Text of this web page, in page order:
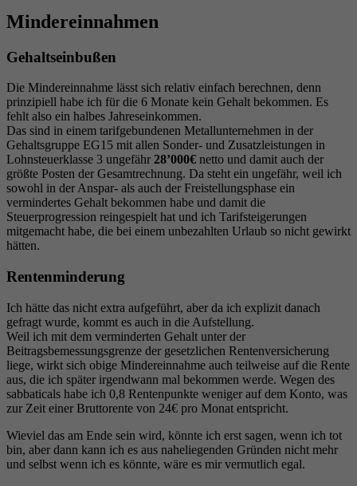
Mindereinnahmen
Gehaltseinbußen
Die Mindereinnahme lässt sich relativ einfach berechnen, denn
prinzipiell habe ich für die 6 Monate kein Gehalt bekommen. Es
fehlt also ein halbes Jahreseinkommen.
Das sind in einem tarifgebundenen Metallunternehmen in der
Gehaltsgruppe EG15 mit allen Sonder- und Zusatzleistungen in
Lohnsteuerklasse 3 ungefähr 28’000€ netto und damit auch der
größte Posten der Gesamtrechnung. Da steht ein ungefähr, weil ich
sowohl in der Anspar- als auch der Freistellungsphase ein
vermindertes Gehalt bekommen habe und damit die
Steuerprogression reingespielt hat und ich Tarifsteigerungen
mitgemacht habe, die bei einem unbezahlten Urlaub so nicht gewirkt
hätten.
Rentenminderung
Ich hätte das nicht extra aufgeführt, aber da ich explizit danach
gefragt wurde, kommt es auch in die Aufstellung.
Weil ich mit dem verminderten Gehalt unter der
Beitragsbemessungsgrenze der gesetzlichen Rentenversicherung
liege, wirkt sich obige Mindereinnahme auch teilweise auf die Rente
aus, die ich später irgendwann mal bekommen werde. Wegen des
sabbaticals habe ich 0,8 Rentenpunkte weniger auf dem Konto, was
zur Zeit einer Bruttorente von 24€ pro Monat entspricht.
Wieviel das am Ende sein wird, könnte ich erst sagen, wenn ich tot
bin, aber dann kann ich es aus naheliegenden Gründen nicht mehr
und selbst wenn ich es könnte, wäre es mir vermutlich egal.